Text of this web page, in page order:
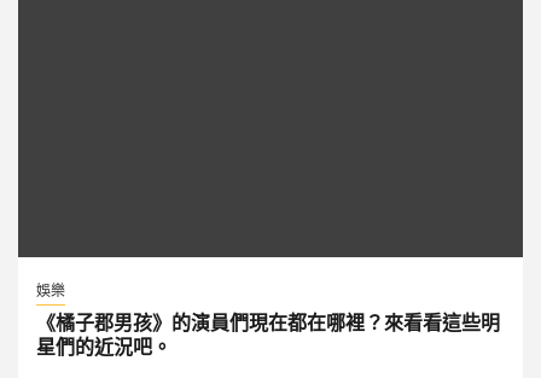
娛樂
《橘子郡男孩》的演員們現在都在哪裡？來看看這些明
星們的近況吧。